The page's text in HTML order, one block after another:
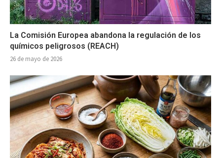
La Comisión Europea abandona la regulación de los
químicos peligrosos (REACH)
26 de mayo de 2026